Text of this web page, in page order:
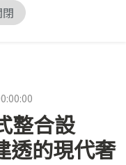
整合設
透的現代奢